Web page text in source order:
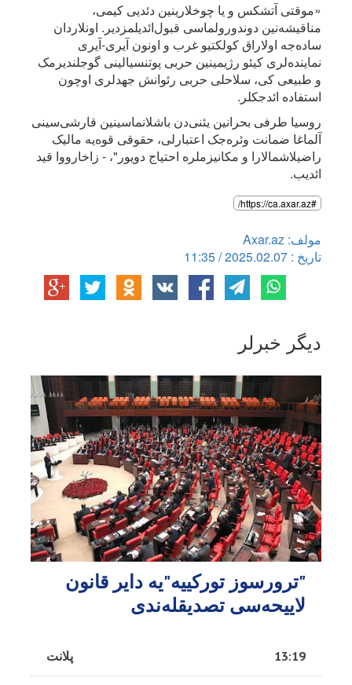
«موقتی آتشکس و یا چوخلارینین دئدیی کیمی،
مناقیشه‌نین دوندورولماسی قبول‌ائدیلمزدیر. اونلاردان
ساده‌جه اولاراق کولکتیو غرب و اونون آیری-آیری
نماینده‌لری کیئو رژیمینین حربی پوتنسیالینی گوجلندیرمک
و طبیعی کی، سلاحلی حربی رئوانش جهدلری اوچون
استفاده ائد‌جکلر.
روسیا طرفی بحرانین یئنی‌دن باشلانماسینین قارشی‌سینی
آلماغا ضمانت وئره‌جک اعتبارلی، حقوقی قوه‌یه مالیک
راضیلاشمالارا و مکانیزملره احتیاج دویور"، - زاخارووا قید
ائدیب.
#https://ca.axar.az/
مولف: Axar.az
تاریخ : 2025.02.07 / 11:35
دیگر خبرلر
"ترورسوز تورکییه"یه دایر قانون
لاییحه‌سی تصدیقله‌ندی
پلانت 13:19